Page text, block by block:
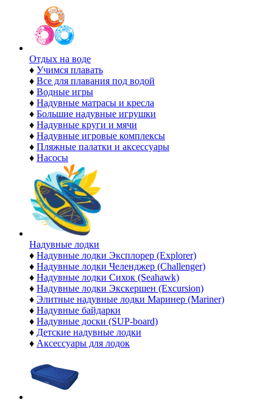
Отдых на воде
♦ Учимся плавать
♦ Все для плавания под водой
♦ Водные игры
♦ Надувные матрасы и кресла
♦ Большие надувные игрушки
♦ Надувные круги и мячи
♦ Надувные игровые комплексы
♦ Пляжные палатки и аксессуары
♦ Насосы
Надувные лодки
♦ Надувные лодки Эксплорер (Explorer)
♦ Надувные лодки Челенджер (Challenger)
♦ Надувные лодки Сихок (Seahawk)
♦ Надувные лодки Экскершен (Excursion)
♦ Элитные надувные лодки Маринер (Mariner)
♦ Надувные байдарки
♦ Надувные доски (SUP-board)
♦ Детские надувные лодки
♦ Аксессуары для лодок